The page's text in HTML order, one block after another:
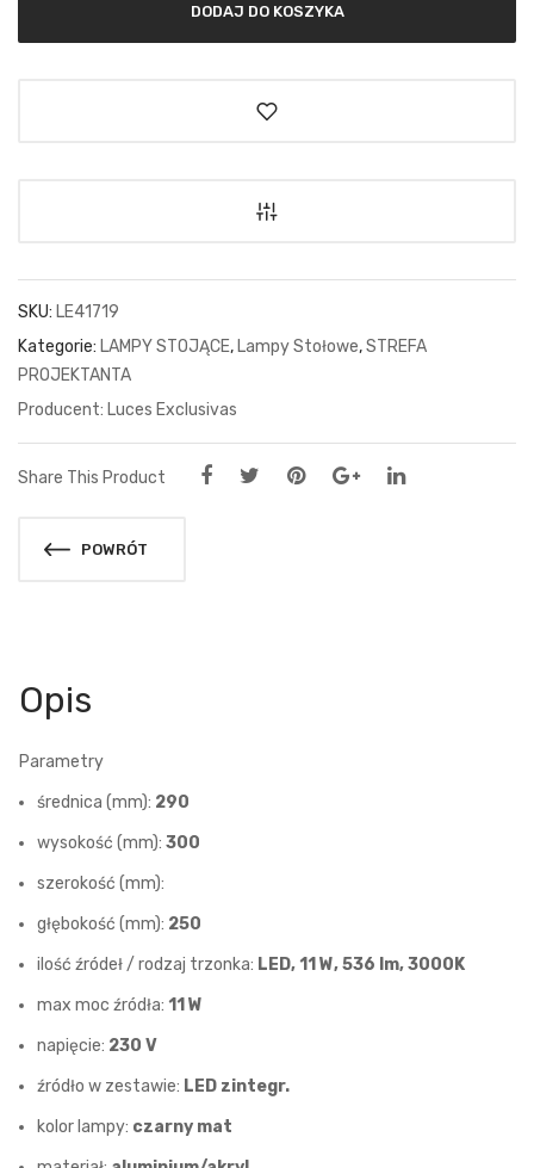
DODAJ DO KOSZYKA
SKU: LE41719
Kategorie: LAMPY STOJĄCE, Lampy Stołowe,STREFA
PROJEKTANTA
Luces Exclusivas
Share This Product
POWRÓT
Opis
Parametry
średnica (mm): 290
wysokość (mm): 300
szerokość (mm):
głębokość (mm): 250
ilość źródeł / rodzaj trzonka: LED, 11 W, 536 lm, 3000K
max moc źródła: 11 W
napięcie: 230 V
źródło w zestawie: LED zintegr.
kolor lampy: czarny mat